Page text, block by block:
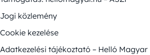
Jogi közlemény
Cookie kezelése
Adatkezelési tájékoztató – Helló Magyar